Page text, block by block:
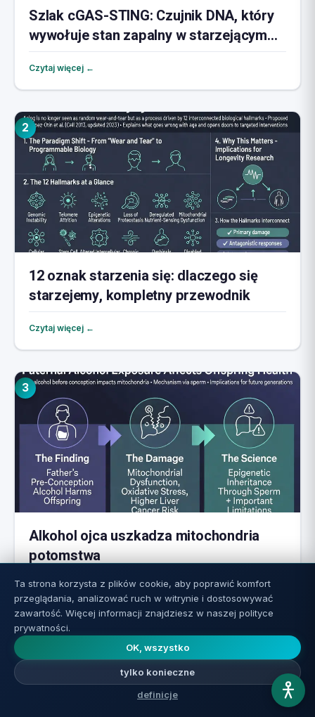
Szlak cGAS-STING: Czujnik DNA, który
wywołuje stan zapalny w starzejącym
się mózgu
Czytaj więcej ←
2
12 oznak starzenia się: dlaczego się
starzejemy, kompletny przewodnik
Czytaj więcej ←
3
Alkohol ojca uszkadza mitochondria
potomstwa
Czytaj więcej ←
Ta strona korzysta z plików cookie, aby poprawić komfort
przeglądania, analizować ruch w witrynie i dostosowywać
zawartość. Więcej informacji znajdziesz w naszej polityce
prywatności.
OK, wszystko
tylko konieczne
definicje